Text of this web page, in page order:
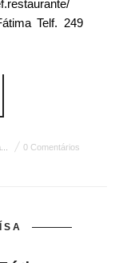
Telf. 249
0 Comentários